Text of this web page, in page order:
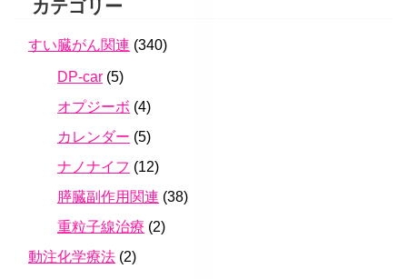
カテゴリー
すい臓がん関連 (340)
DP-car (5)
オプジーボ (4)
カレンダー (5)
ナノナイフ (12)
膵臓副作用関連 (38)
重粒子線治療 (2)
動注化学療法 (2)